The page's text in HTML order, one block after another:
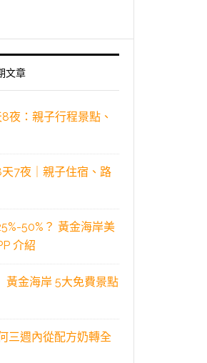
文章
夜：親子行程景點、
7夜｜親子住宿、路
50%？ 黃金海岸美
介紹
黃金海岸 5大免費景點
三週內從配方奶轉全